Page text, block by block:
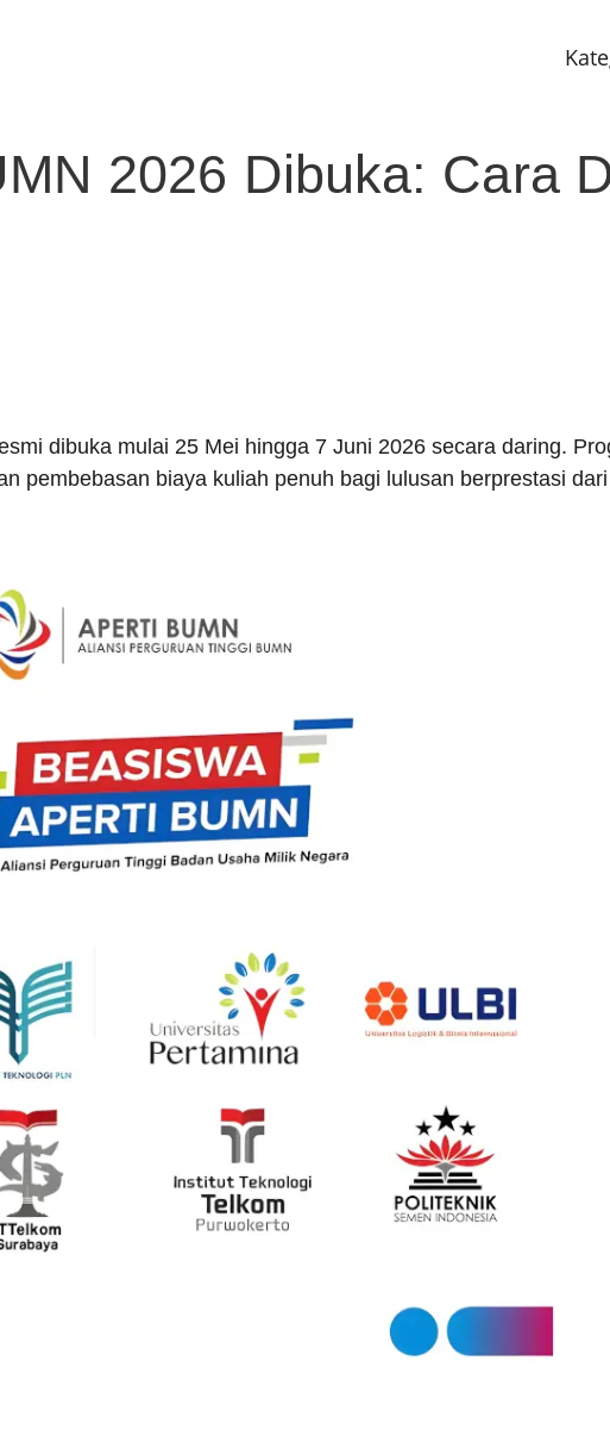
2026 Dibuka: Cara
dibuka mulai 25 Mei hingga 7 Juni 2026 secara daring.
pembebasan biaya kuliah penuh bagi lulusan berprestasi